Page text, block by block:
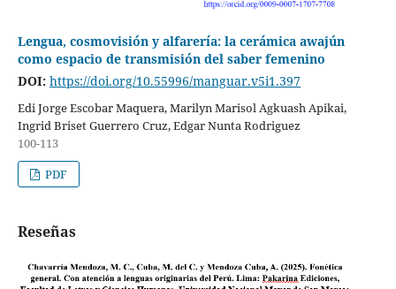
Lengua, cosmovisión y alfarería: la cerámica awajún
como espacio de transmisión del saber femenino
DOI: https://doi.org/10.55996/manguar.v5i1.397
Edi Jorge Escobar Maquera, Marilyn Marisol Agkuash Apikai,
Ingrid Briset Guerrero Cruz, Edgar Nunta Rodriguez
100-113
PDF
Reseñas